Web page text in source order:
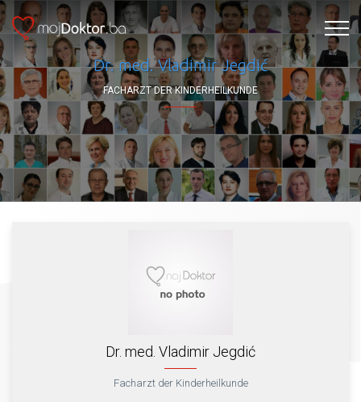
Dr. med. Vladimir Jegdić
FACHARZT DER KINDERHEILKUNDE
Dr. med. Vladimir Jegdić
Facharzt der Kinderheilkunde